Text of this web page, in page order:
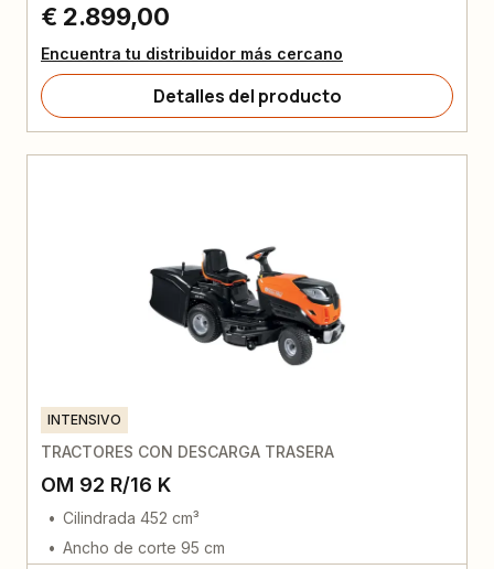
€ 2.899,00
Encuentra tu distribuidor más cercano
Detalles del producto
INTENSIVO
TRACTORES CON DESCARGA TRASERA
OM 92 R/16 K
Cilindrada 452 cm³
Ancho de corte 95 cm